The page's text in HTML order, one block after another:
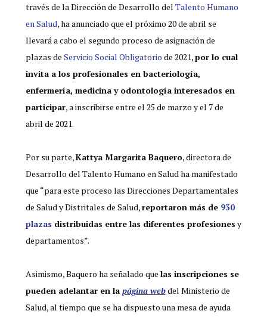
través de la Dirección de Desarrollo del Talento Humano
en Salud, ha anunciado que el próximo 20 de abril se
llevará a cabo el segundo proceso de asignación de
plazas de Servicio Social Obligatorio de 2021,por lo cual
invita a los profesionales en bacteriología,
enfermería, medicina y odontología interesados en
participar, a inscribirse entre el 25 de marzo y el 7 de
abril de 2021.
Por su parte,Kattya Margarita Baquero, directora de
Desarrollo del Talento Humano en Salud ha manifestado
que “para este proceso las Direcciones Departamentales
de Salud y Distritales de Salud,reportaron más de 930
plazas distribuidas entre las diferentes profesiones y
departamentos”.
Asimismo, Baquero ha señalado que las inscripciones se
pueden adelantar en la página webdel Ministerio de
Salud, al tiempo que se ha dispuesto una mesa de ayuda